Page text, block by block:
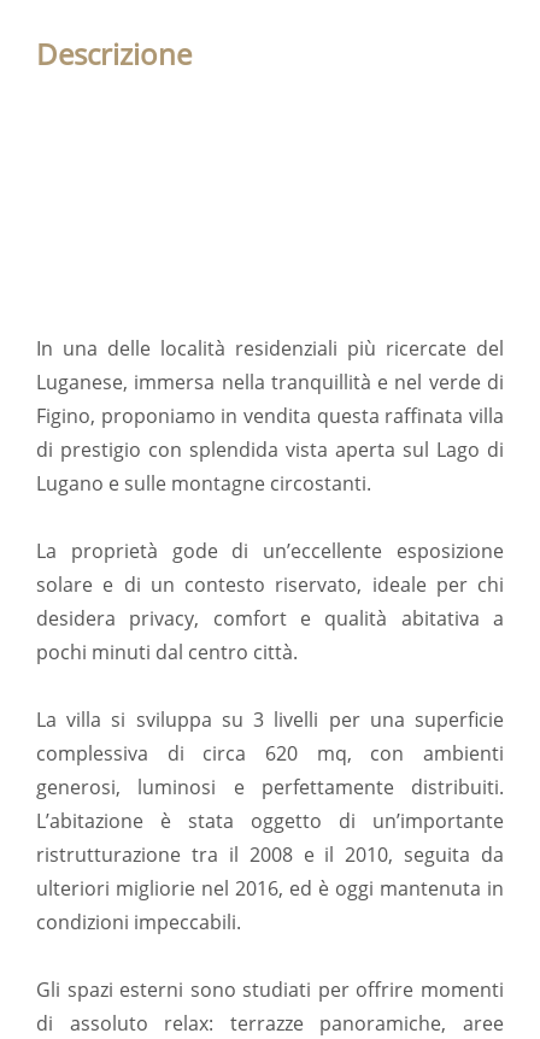
Descrizione
In una delle località residenziali più ricercate del
Luganese, immersa nella tranquillità e nel verde di
Figino, proponiamo in vendita questa raffinata villa
di prestigio con splendida vista aperta sul Lago di
Lugano e sulle montagne circostanti.
La proprietà gode di un’eccellente esposizione
solare e di un contesto riservato, ideale per chi
desidera privacy, comfort e qualità abitativa a
pochi minuti dal centro città.
La villa si sviluppa su 3 livelli per una superficie
complessiva di circa 620 mq, con ambienti
generosi, luminosi e perfettamente distribuiti.
L’abitazione è stata oggetto di un’importante
ristrutturazione tra il 2008 e il 2010, seguita da
ulteriori migliorie nel 2016, ed è oggi mantenuta in
condizioni impeccabili.
Gli spazi esterni sono studiati per offrire momenti
di assoluto relax: terrazze panoramiche, aree